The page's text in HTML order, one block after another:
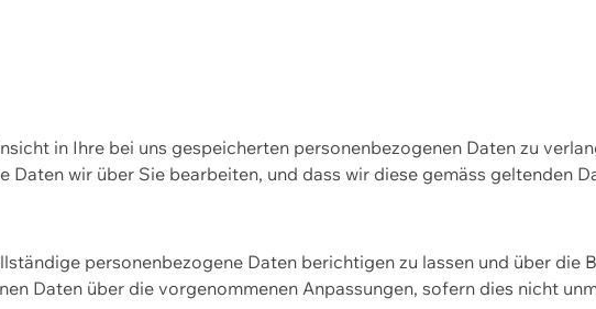
in Ihre bei uns gespeicherten personenbezogenen Daten zu
wir über Sie bearbeiten, und dass wir diese gemäss geltenden
personenbezogene Daten berichtigen zu lassen und über die
Daten über die vorgenommenen Anpassungen, sofern dies nicht